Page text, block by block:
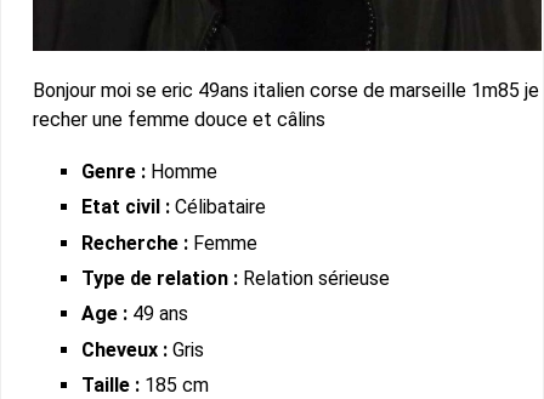
Bonjour moi se eric 49ans italien corse de marseille 1m85 je
recher une femme douce et câlins
Genre : Homme
Etat civil : Célibataire
Recherche : Femme
Type de relation : Relation sérieuse
Age : 49 ans
Cheveux : Gris
Taille : 185 cm